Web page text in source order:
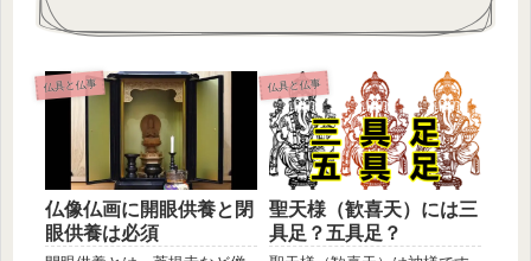
仏具と仏事
仏像仏画に開眼供養と閉
眼供養は必須
仏具と仏事
聖天様（歓喜天）には三
具足？五具足？